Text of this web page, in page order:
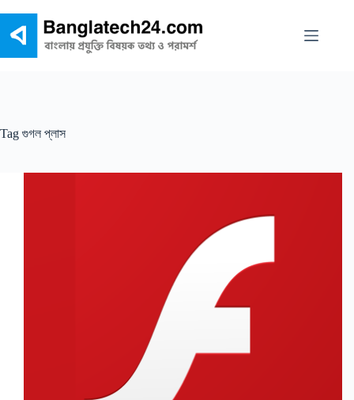
content
Tag গুগল প্লাস